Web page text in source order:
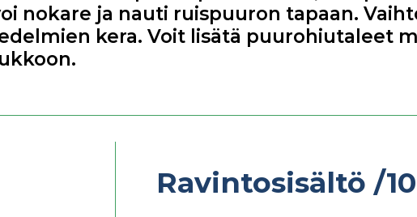
nokare ja nauti ruispuuron tapaan.
kera. Voit lisätä puurohiutaleet
Ravintosisältö /